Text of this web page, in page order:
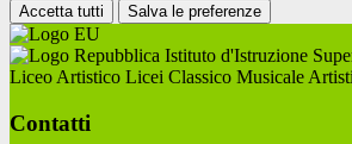
Accetta tutti Salva le preferenze
Istituto d'Istruzione
Liceo Artistico Licei Classico Musicale
Contatti